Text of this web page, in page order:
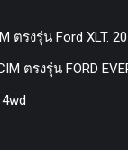
ตรงรุ่น Ford XLT.
ตรงรุ่น FORD